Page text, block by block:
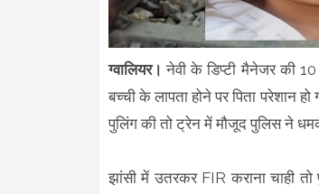
ग्वालियर।नेवी के डिप्टी मैनेजर की
बच्ची के लापता होने पर पिता परेशान
पुलिंग की तो ट्रेन में मौजूद पुलिस ने
झांसी में उतरकर FIR कराना चाही